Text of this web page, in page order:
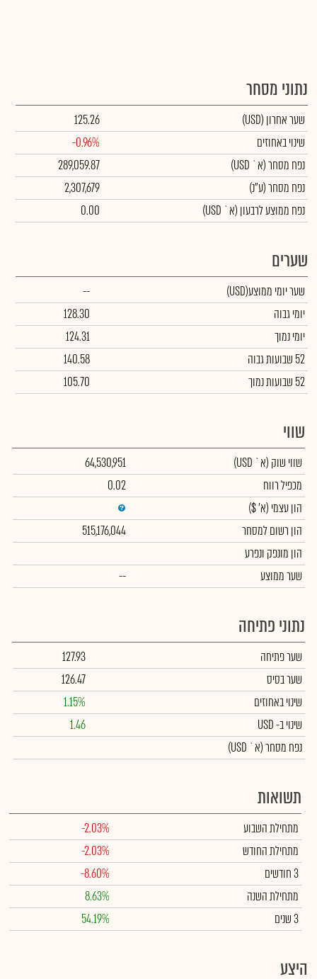
נתוני מסחר
שער אחרון (USD)
125.26
שינוי באחוזים
-0.96%
נפח מסחר(א` USD)
289,059.87
נפח מסחר(ע"נ)
2,307,679
נפח ממוצע לרבעון (א` USD)
0.00
שערים
שער יומי ממוצע(USD)
--
יומי גבוה
128.30
יומי נמוך
124.31
52 שבועות גבוה
140.58
52 שבועות נמוך
105.70
שווי
שווי שוק (א` USD)
64,530,951
מכפיל רווח
0.02
הון עצמי (א' $)
הון רשום למסחר
515,176,044
הון מונפק ונפרע
שער ממוצע
--
נתוני פתיחה
שער פתיחה
127.93
שער בסיס
126.47
שינוי באחוזים
1.15%
שינויב- USD
1.46
נפח מסחר(א` USD)
תשואות
מתחילת השבוע
-2.03%
מתחילת החודש
-2.03%
3 חודשים
-8.60%
מתחילת השנה
8.63%
3 שנים
54.19%
היצע